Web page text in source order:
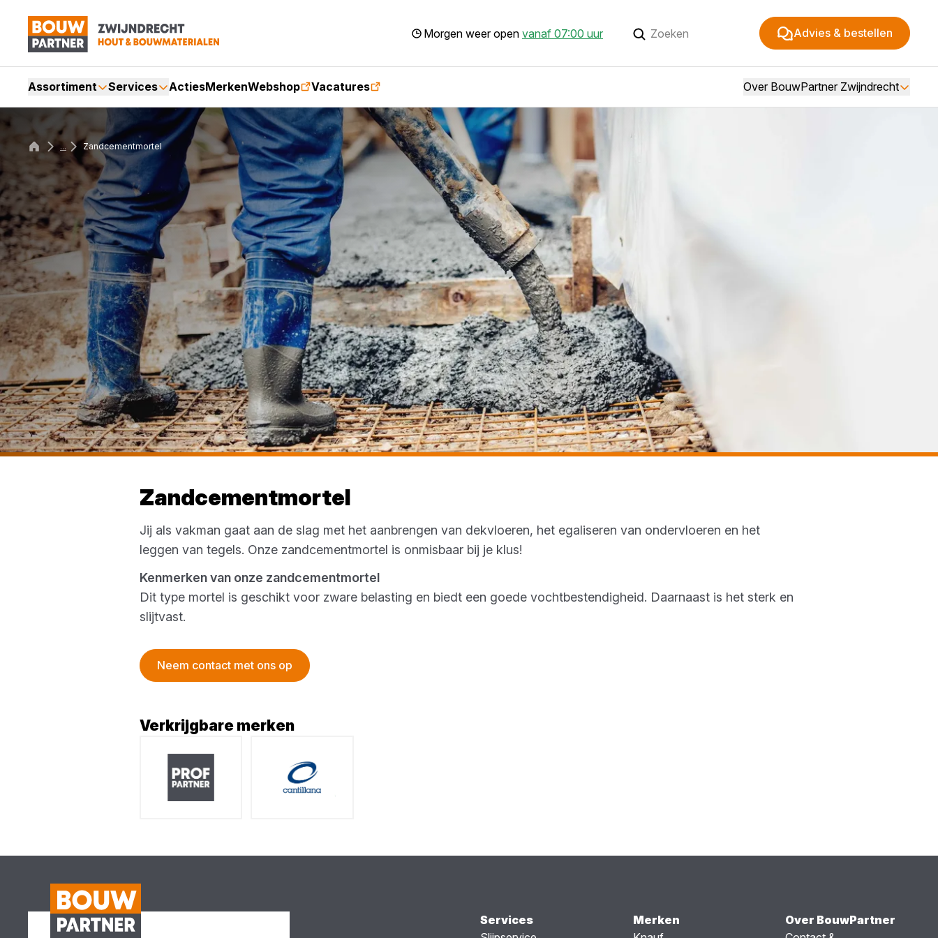
Morgen weer open vanaf 07:00 uur Advies & bestellen
Assortiment Services ActiesMerkenWebshop Vacatures Over BouwPartner Zwijndrecht
... Zandcementmortel
Zandcementmortel
Jij als vakman gaat aan de slag met het aanbrengen van dekvloeren, het egaliseren van ondervloeren en het
leggen van tegels. Onze zandcementmortel is onmisbaar bij je klus!
Kenmerken van onze zandcementmortel
Dit type mortel is geschikt voor zware belasting en biedt een goede vochtbestendigheid. Daarnaast is het sterk en
slijtvast.
Neem contact met ons op
Verkrijgbare merken
Services
Merken
Over BouwPartner